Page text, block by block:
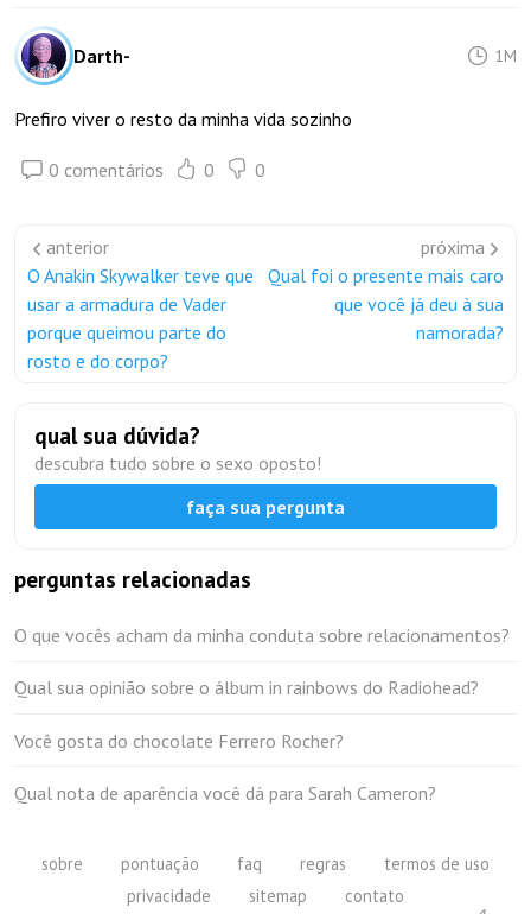
Darth- 1M
Prefiro viver o resto da minha vida sozinho
0 comentários 0 0
anterior
O Anakin Skywalker teve que
usar a armadura de Vader
porque queimou parte do
rosto e do corpo?
próxima
Qual foi o presente mais caro
que você já deu à sua
namorada?
qual sua dúvida?
descubra tudo sobre o sexo oposto!
faça sua pergunta
perguntas relacionadas
O que vocês acham da minha conduta sobre relacionamentos?
Qual sua opinião sobre o álbum in rainbows do Radiohead?
Você gosta do chocolate Ferrero Rocher?
Qual nota de aparência você dá para Sarah Cameron?
sobre pontuação faq regras
termos de uso
privacidade
sitemap contato